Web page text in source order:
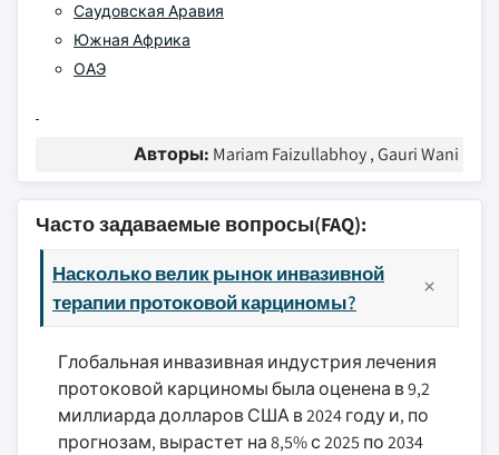
Саудовская Аравия
Южная Африка
ОАЭ
Авторы: Mariam Faizullabhoy , Gauri Wani
Часто задаваемые вопросы(FAQ):
Насколько велик рынок инвазивной
терапии протоковой карциномы?
Глобальная инвазивная индустрия лечения
протоковой карциномы была оценена в 9,2
миллиарда долларов США в 2024 году и, по
прогнозам, вырастет на 8,5% с 2025 по 2034